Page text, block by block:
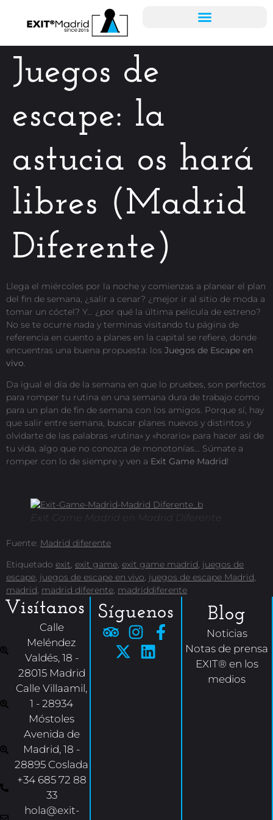
Juegos de
escape: la
astucia os hará
libres (Madrid
Diferente)
Llega el miércoles por la noche y comienzas a planear el plan
del fin de semana, ¿salir a cenar? ¿mejor ir al sitio de moda a
tomar un cóctel? Y… ¿por qué la última película de estreno?
No se te ocurre nada y terminas visitando tu página de
referencia en cuento a planes en la capital se refiere, donde
encuentras una buena propuesta: los Juegos de Escape en
vivo.
Da igual el día de la semana en que lo pruebes, son perfectos
para romper tu rutina en una semana dura de trabajo como
para un plan de fin de semana con los amigos. Porque sí, hay
que salir entre semana, buscar planes nuevos y distintos y
olvidarte de las palabras «rutina» y «horario» para hacer así de
tu vida, algo que no conozca de monotonías… Súmate a
romper con lo de siempre y ven a Exit Game Madrid!
Exit Game Madrid en Madrid Diferente
Fuente: Madrid diferente
Etiquetado exit, exit game, exit game madrid, juegos de
escape, juegos de escape en vivo, juegos de escape Madrid,
madrid, madrid diferente, madriddiferente
Visítanos
Calle
Meléndez
Valdés, 18 -
28015 Madrid
Calle Villaamil,
1 - 28934
Móstoles
Avenida de
Madrid, 18 -
28895 Coslada
+34 685 72 88
33
hola@exit-
Síguenos Blog
Noticias
Notas de prensa
EXIT® en los
medios